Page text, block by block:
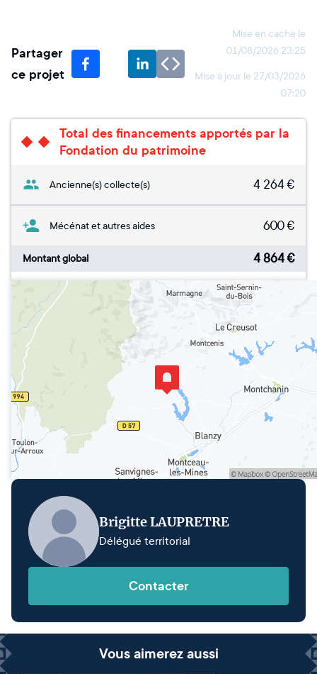
Partager
ce projet
Mise en cache le
01/08/2026 23:25
Mise à jour le 27/03/2026
07:20
Total des financements apportés par la
Fondation du patrimoine
Ancienne(s) collecte(s) 4 264€
Mécénat et autres aides 600€
Montant global 4 864€
Brigitte LAUPRETRE
Délégué territorial
Contacter
Vous aimerez aussi